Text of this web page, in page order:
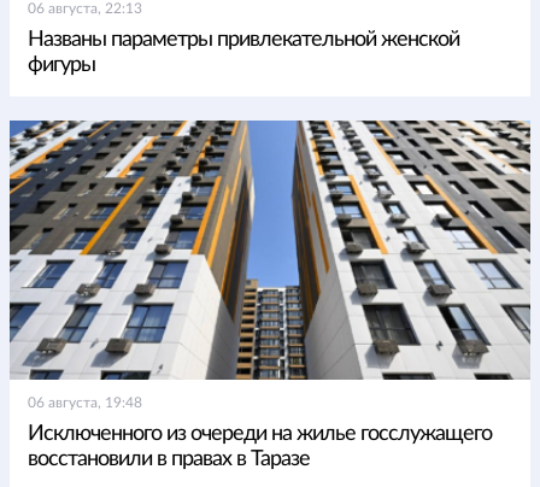
06 августа, 22:13
Названы параметры привлекательной женской
фигуры
06 августа, 19:48
Исключенного из очереди на жилье госслужащего
восстановили в правах в Таразе